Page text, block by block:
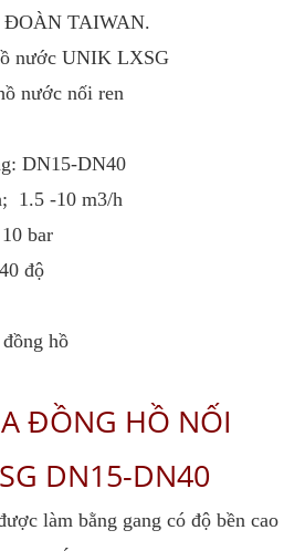
ĐOÀN TAIWAN.
nước UNIK LXSG
nước nối ren
DN15-DN40
1.5 -10 m3/h
bar
độ
hồ
ĐỒNG HỒ NỐI
DN15-DN40
làm bằng gang có độ bền cao